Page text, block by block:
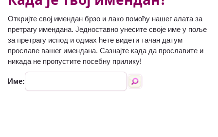
Откријте свој имендан брзо и лако помоћу нашег алата за
претрагу имендана. Једноставно унесите своје име у поље
за претрагу испод и одмах ћете видети тачан датум
прославе вашег имендана. Сазнајте када да прославите и
никада не пропустите посебну прилику!
Име: